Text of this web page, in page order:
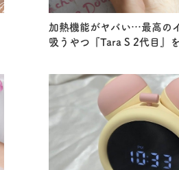
加熱機能がヤバい…最高の
吸うやつ『Tara S 2代目』